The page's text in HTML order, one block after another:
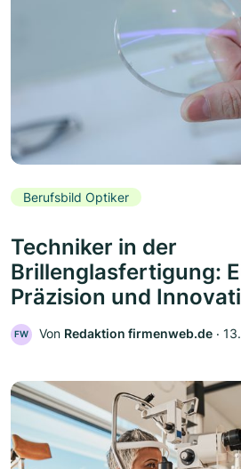
Berufsbild Optiker
Techniker in der
Brillenglasfertigung:
Präzision und
FW Von Redaktion firmenweb.de ‧